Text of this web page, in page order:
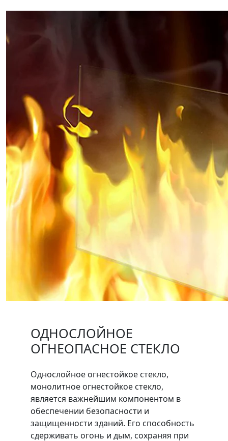
ОДНОСЛОЙНОЕ
ОГНЕОПАСНОЕ СТЕКЛО
Однослойное огнестойкое стекло,
монолитное огнестойкое стекло,
является важнейшим компонентом в
обеспечении безопасности и
защищенности зданий. Его способность
сдерживать огонь и дым, сохраняя при